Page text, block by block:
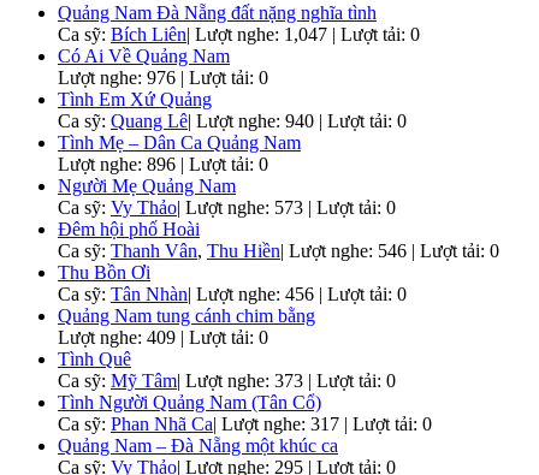
Quảng Nam Đà Nẵng đất nặng nghĩa tình
Ca sỹ: Bích Liên| Lượt nghe: 1,047 | Lượt tải: 0
Có Ai Về Quảng Nam
Lượt nghe: 976 | Lượt tải: 0
Tình Em Xứ Quảng
Ca sỹ: Quang Lê| Lượt nghe: 940 | Lượt tải: 0
Tình Mẹ – Dân Ca Quảng Nam
Lượt nghe: 896 | Lượt tải: 0
Người Mẹ Quảng Nam
Ca sỹ: Vy Thảo| Lượt nghe: 573 | Lượt tải: 0
Đêm hội phố Hoài
Ca sỹ: Thanh Vân, Thu Hiền| Lượt nghe: 546 | Lượt tải: 0
Thu Bồn Ơi
Ca sỹ: Tân Nhàn| Lượt nghe: 456 | Lượt tải: 0
Quảng Nam tung cánh chim bằng
Lượt nghe: 409 | Lượt tải: 0
Tình Quê
Ca sỹ: Mỹ Tâm| Lượt nghe: 373 | Lượt tải: 0
Tình Người Quảng Nam (Tân Cổ)
Ca sỹ: Phan Nhã Ca| Lượt nghe: 317 | Lượt tải: 0
Quảng Nam – Đà Nẵng một khúc ca
Ca sỹ: Vy Thảo| Lượt nghe: 295 | Lượt tải: 0